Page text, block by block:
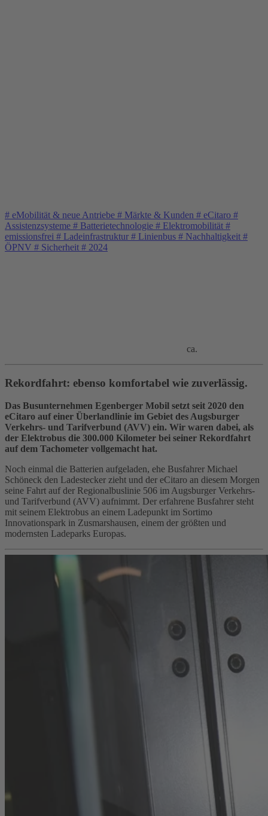
# eMobilität & neue Antriebe # Märkte & Kunden # eCitaro #
Assistenzsysteme # Batterietechnologie # Elektromobilität #
emissionsfrei # Ladeinfrastruktur # Linienbus # Nachhaltigkeit #
ÖPNV # Sicherheit # 2024
ca.
Rekordfahrt: ebenso komfortabel wie zuverlässig.
Das Busunternehmen Egenberger Mobil setzt seit 2020 den
eCitaro auf einer Überlandlinie im Gebiet des Augsburger
Verkehrs- und Tarifverbund (AVV) ein. Wir waren dabei, als
der Elektrobus die 300.000 Kilometer bei seiner Rekordfahrt
auf dem Tachometer vollgemacht hat.
Noch einmal die Batterien aufgeladen, ehe Busfahrer Michael
Schöneck den Ladestecker zieht und der eCitaro an diesem Morgen
seine Fahrt auf der Regionalbuslinie 506 im Augsburger Verkehrs-
und Tarifverbund (AVV) aufnimmt. Der erfahrene Busfahrer steht
mit seinem Elektrobus an einem Ladepunkt im Sortimo
Innovationspark in Zusmarshausen, einem der größten und
modernsten Ladeparks Europas.